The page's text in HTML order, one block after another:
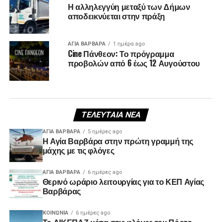
Η αλληλεγγύη μεταξύ των Δήμων
αποδεικνύεται στην πράξη
ΑΓΙΑ ΒΑΡΒΑΡΑ 1 ημέρα ago
Cine Πάνθεον: Το πρόγραμμα
προβολών από 6 έως 12 Αυγούστου
ΤΕΛΕΥΤΑΊΑ ΝΈΑ
ΑΓΙΑ ΒΑΡΒΑΡΑ 5 ημέρες ago
Η Αγία Βαρβάρα στην πρώτη γραμμή της
μάχης με τις φλόγες
ΑΓΙΑ ΒΑΡΒΑΡΑ 6 ημέρες ago
Θερινό ωράριο λειτουργίας για το ΚΕΠ Αγίας
Βαρβάρας
ΚΟΙΝΩΝΊΑ 6 ημέρες ago